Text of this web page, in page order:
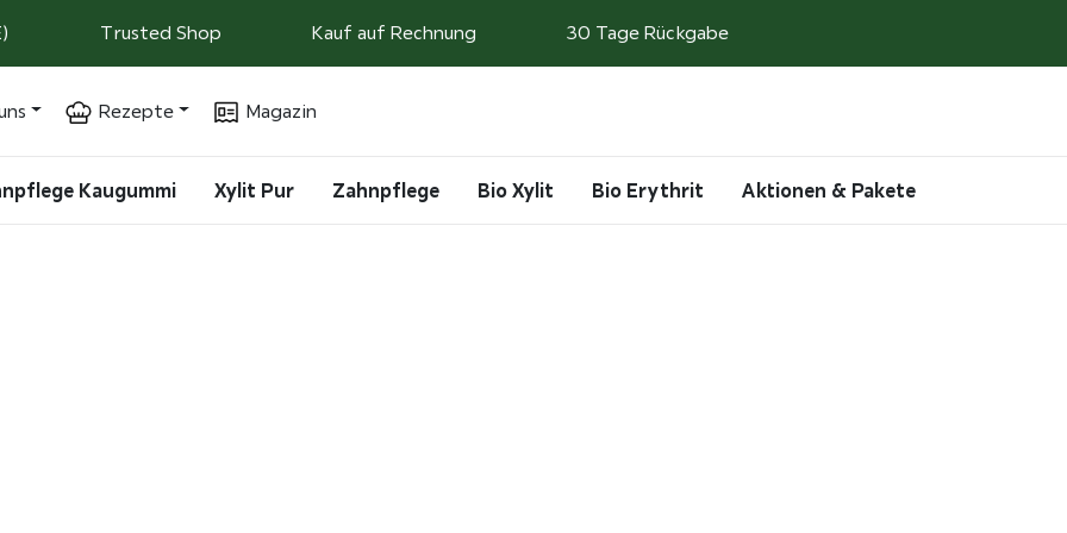
Trusted Shop Kauf auf Rechnung 30 Tage Rückgabe
Rezepte Magazin
Kaugummi Xylit Pur Zahnpflege Bio Xylit Bio Erythrit Aktionen & Pakete